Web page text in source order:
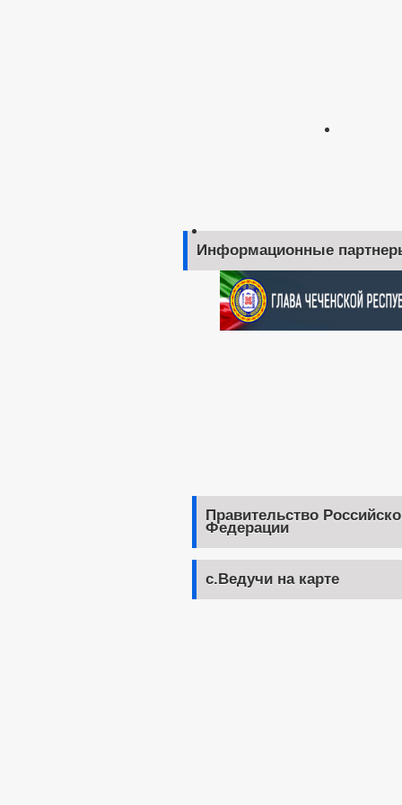
Информационные
Правительство
Федерации
с.Ведучи на карте